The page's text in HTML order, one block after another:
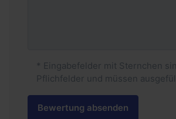
* Eingabefelder mit Sternchen
Pflichfelder und müssen
Bewertung absenden